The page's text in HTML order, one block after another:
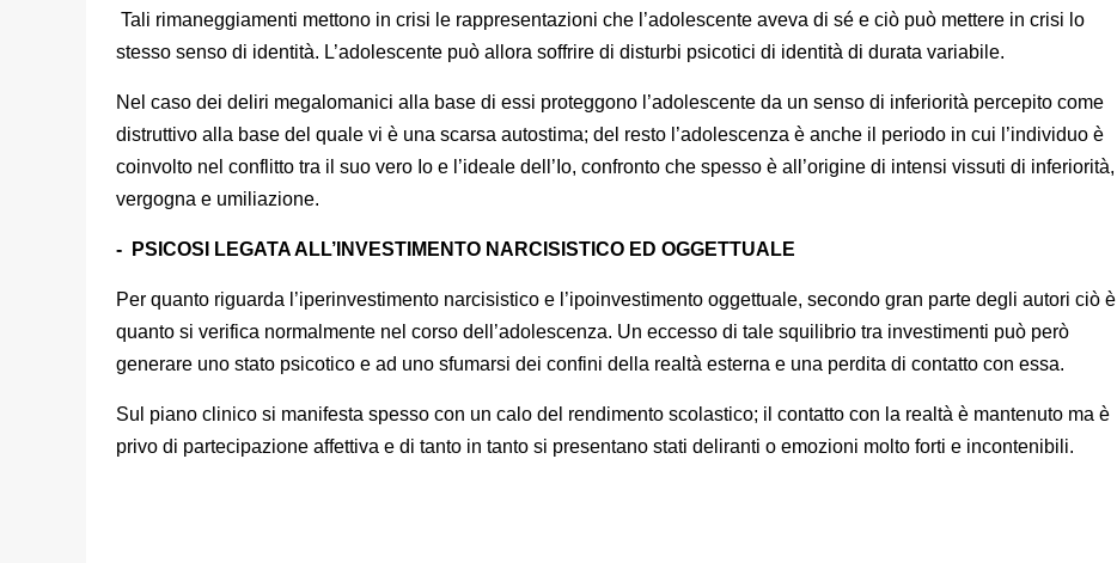
Tali rimaneggiamenti mettono in crisi le rappresentazioni che l’adolescente aveva di sé e ciò può mettere in crisi lo
stesso senso di identità. L’adolescente può allora soffrire di disturbi psicotici di identità di durata variabile.
Nel caso dei deliri megalomanici alla base di essi proteggono l’adolescente da un senso di inferiorità percepito come
distruttivo alla base del quale vi è una scarsa autostima; del resto l’adolescenza è anche il periodo in cui l’individuo è
coinvolto nel conflitto tra il suo vero Io e l’ideale dell’Io, confronto che spesso è all’origine di intensi vissuti di inferiorità,
vergogna e umiliazione.
- PSICOSI LEGATA ALL’INVESTIMENTO NARCISISTICO ED OGGETTUALE
Per quanto riguarda l’iperinvestimento narcisistico e l’ipoinvestimento oggettuale, secondo gran parte degli autori ciò è
quanto si verifica normalmente nel corso dell’adolescenza. Un eccesso di tale squilibrio tra investimenti può però
generare uno stato psicotico e ad uno sfumarsi dei confini della realtà esterna e una perdita di contatto con essa.
Sul piano clinico si manifesta spesso con un calo del rendimento scolastico; il contatto con la realtà è mantenuto ma è
privo di partecipazione affettiva e di tanto in tanto si presentano stati deliranti o emozioni molto forti e incontenibili.